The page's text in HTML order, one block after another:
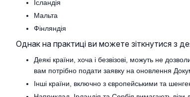
Ісландія
Мальта
Фінляндія
Однак на практиці ви можете зіткнутися з
Деякі країни, хоча і безвізові, можуть не
вам потрібно подати заявку на оновлення
Інші країни, включно з європейськими та